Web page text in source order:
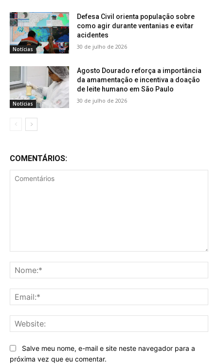
Notícias
Defesa Civil orienta população sobre
como agir durante ventanias e evitar
acidentes
30 de julho de 2026
Notícias
Agosto Dourado reforça a importância
da amamentação e incentiva a doação
de leite humano em São Paulo
30 de julho de 2026
COMENTÁRIOS:
Salve meu nome, e-mail e site neste navegador para a
próxima vez que eu comentar.